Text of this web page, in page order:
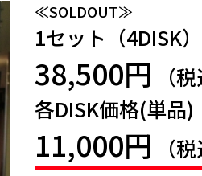
≪SOLDOUT≫
1セット（4DISK）
38,500円
（
各DISK価格(単品)
11,000円 （